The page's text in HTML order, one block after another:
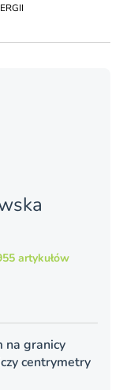
artykułów
na granicy
centrymetry